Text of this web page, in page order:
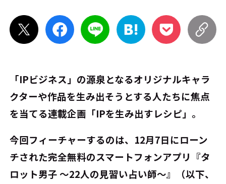
「IPビジネス」の源泉となるオリジナルキャラ
クターや作品を生み出そうとする人たちに焦点
を当てる連載企画「IPを生み出すレシピ」。
今回フィーチャーするのは、12月7日にローン
チされた完全無料のスマートフォンアプリ『タ
ロット男子 ～22人の見習い占い師～』（以下、